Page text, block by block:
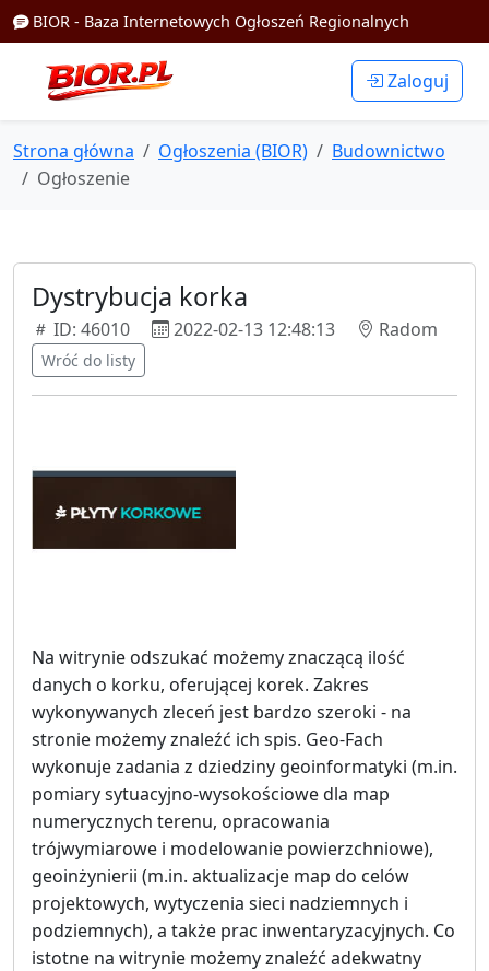
BIOR - Baza Internetowych Ogłoszeń Regionalnych
Zaloguj
Strona główna Ogłoszenia (BIOR)
Budownictwo
Ogłoszenie
Dystrybucja korka
ID: 46010 2022-02-13 12:48:13 Radom
Wróć do listy
Na witrynie odszukać możemy znaczącą ilość
danych o korku, oferującej korek. Zakres
wykonywanych zleceń jest bardzo szeroki - na
stronie możemy znaleźć ich spis. Geo-Fach
wykonuje zadania z dziedziny geoinformatyki (m.in.
pomiary sytuacyjno-wysokościowe dla map
numerycznych terenu, opracowania
trójwymiarowe i modelowanie powierzchniowe),
geoinżynierii (m.in. aktualizacje map do celów
projektowych, wytyczenia sieci nadziemnych i
podziemnych), a także prac inwentaryzacyjnych. Co
istotne na witrynie możemy znaleźć adekwatny